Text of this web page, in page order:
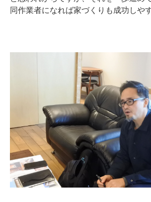
同作業者になれば家づくりも成功しや